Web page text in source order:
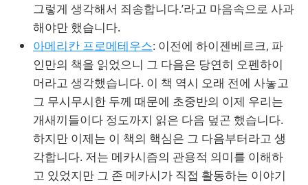
그렇게 생각해서 죄송합니다.’라고 마음속으로 사과
해야만 했습니다.
아메리칸 프로메테우스: 이전에 하이젠베르크, 파
인만의 책을 읽었으니 그 다음은 당연히 오펜하이
머라고 생각했습니다. 이 책 역시 오래 전에 사놓고
그 무시무시한 두께 때문에 초중반의 이제 우리는
개새끼들이다 정도까지 읽은 다음 덮곤 했습니다.
하지만 이제는 이 책의 핵심은 그 다음부터라고 생
각합니다. 저는 메카시즘의 관용적 의미를 이해하
고 있었지만 그 존 메카시가 직접 활동하는 이야기